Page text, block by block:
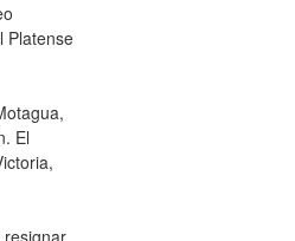
Platense
El